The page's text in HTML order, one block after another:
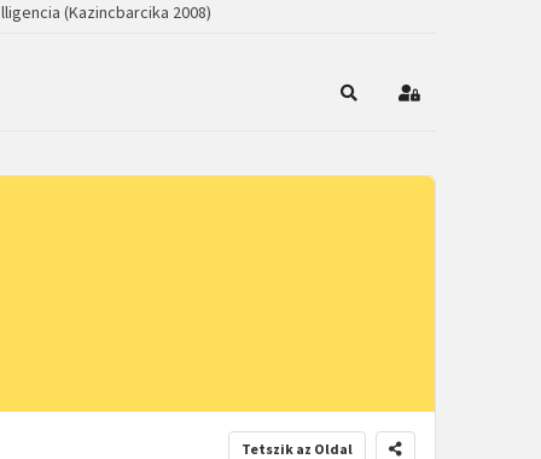
(Kazincbarcika 2008)
KeresésBejelentkezés
Tetszik az Oldal